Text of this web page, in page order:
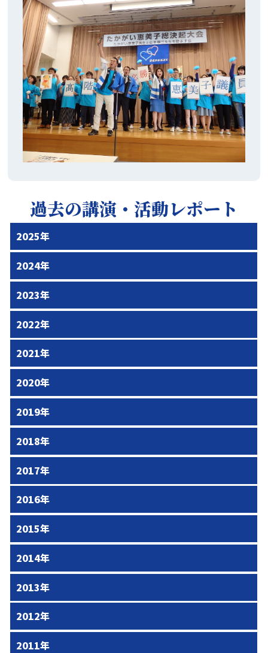
過去の講演・活動レポート
2025年
2024年
2023年
2022年
2021年
2020年
2019年
2018年
2017年
2016年
2015年
2014年
2013年
2012年
2011年